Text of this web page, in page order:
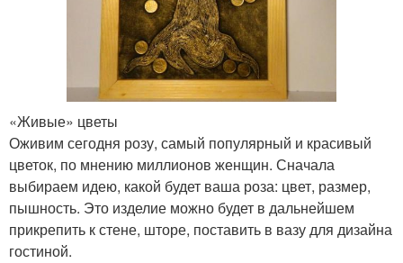
«Живые» цветы
Оживим сегодня розу, самый популярный и красивый
цветок, по мнению миллионов женщин. Сначала
выбираем идею, какой будет ваша роза: цвет, размер,
пышность. Это изделие можно будет в дальнейшем
прикрепить к стене, шторе, поставить в вазу для дизайна
гостиной.